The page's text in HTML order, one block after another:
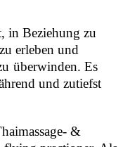
in Beziehung zu
erleben und
überwinden. Es
und zutiefst
&